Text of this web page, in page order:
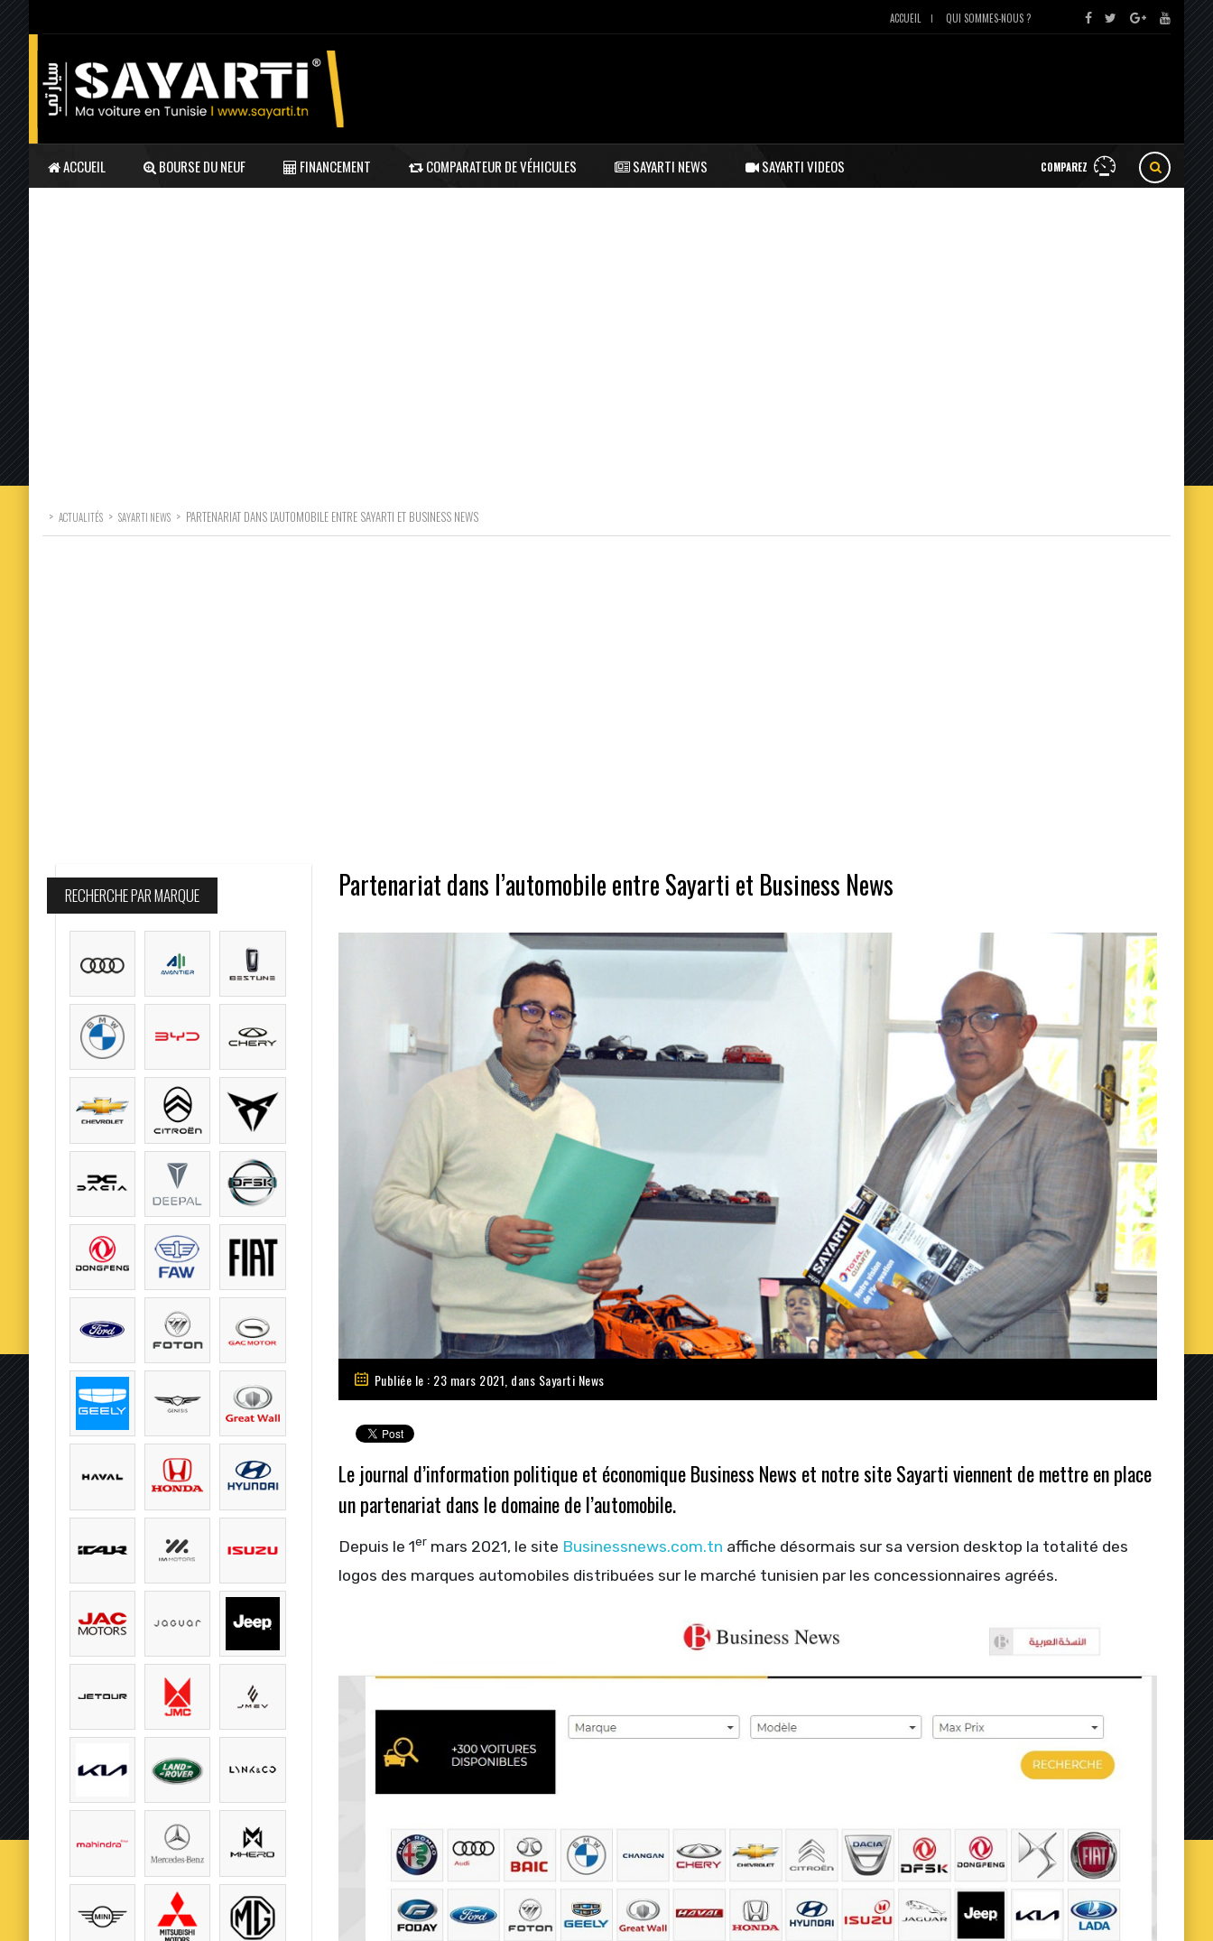
ACCUEIL QUI SOMMES-NOUS ?
COMPAREZ
ACCUEIL BOURSE DU NEUF FINANCEMENT COMPARATEUR DE VÉHICULES SAYARTI NEWS SAYARTI VIDEOS
> ACTUALITÉS > SAYARTI NEWS > PARTENARIAT DANS L’AUTOMOBILE ENTRE SAYARTI ET BUSINESS NEWS
Partenariat dans l’automobile entre Sayarti et Business News
Publiée le : 23 mars 2021, dans Sayarti News
Le journal d’information politique et économiqueBusiness News et notre site Sayarti viennent de mettre en place
un partenariat dans le domaine de l’automobile.
Depuis le 1ermars 2021, le site Businessnews.com.tn affiche désormais sur sa version desktop la totalité des
logos des marques automobiles distribuées sur le marché tunisien par les concessionnaires agréés.
RECHERCHE PAR MARQUE